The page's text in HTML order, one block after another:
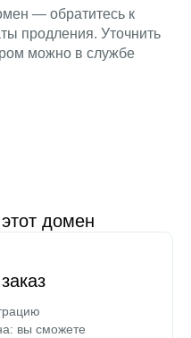
— обратитесь к
продления. Уточнить
можно в службе
домен
вы сможете